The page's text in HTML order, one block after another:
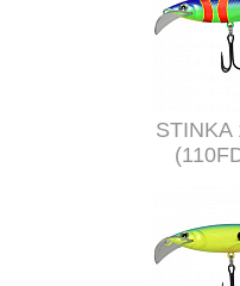
STINKA